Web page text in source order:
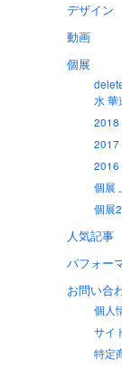
デザイン
動画
個展
水 華
2018
2017
2016
個展
個展
人気記事
パフォー
お問い合
個人
サイ
特定